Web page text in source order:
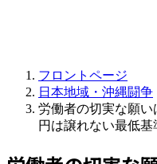
フロントページ
日本地域・沖縄闘争
労働者の切実な願い
円は譲れない最低基